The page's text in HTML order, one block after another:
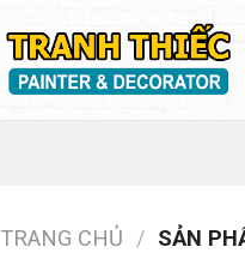
TRANG CHỦ / SẢN